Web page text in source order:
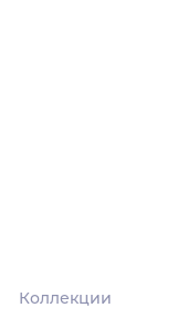
Коллекции